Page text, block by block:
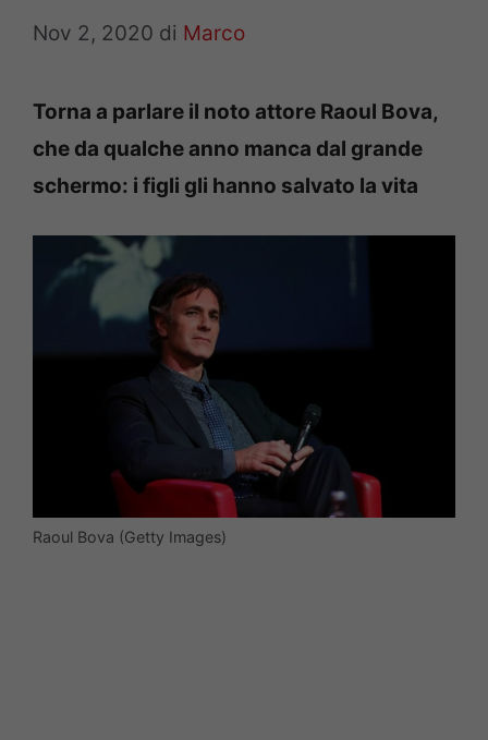
Nov 2, 2020 di Marco
Torna a parlare il noto attore Raoul Bova,
che da qualche anno manca dal grande
schermo: i figli gli hanno salvato la vita
Raoul Bova (Getty Images)